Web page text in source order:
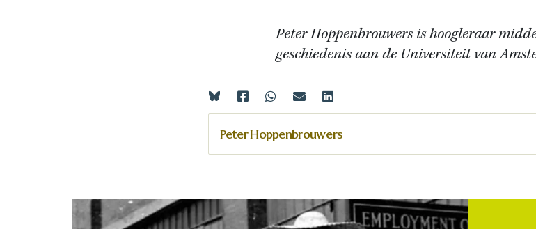
Peter Hoppenbrouwers is hoogleraar
geschiedenis aan de Universiteit van
Peter Hoppenbrouwers